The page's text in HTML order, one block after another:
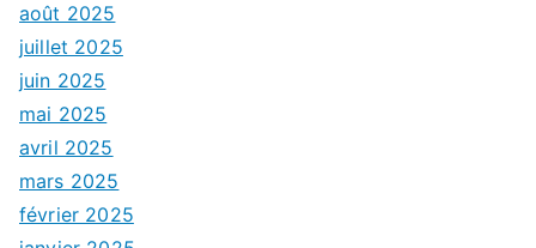
août 2025
juillet 2025
juin 2025
mai 2025
avril 2025
mars 2025
février 2025